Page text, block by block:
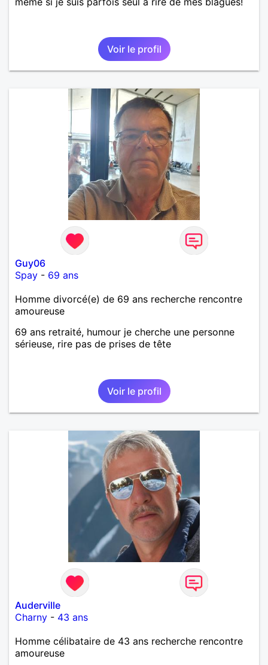
Voir le profil
Guy06
Spay - 69 ans
Homme divorcé(e) de 69 ans recherche rencontre
amoureuse
69 ans retraité, humour je cherche une personne
sérieuse, rire pas de prises de tête
Voir le profil
Auderville
Charny - 43 ans
Homme célibataire de 43 ans recherche rencontre
amoureuse